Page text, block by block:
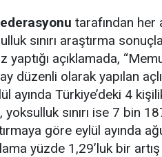
tarafından her
sınırı araştırma
yaptığı açıklamada,
düzenli olarak yapılan
ayında Türkiye’deki 4
yoksulluk sınırı ise 7 bin
göre eylül ayında
yüzde 1,29’luk bir artış